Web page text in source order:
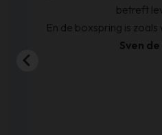
betreft
En de boxspring is
Sven